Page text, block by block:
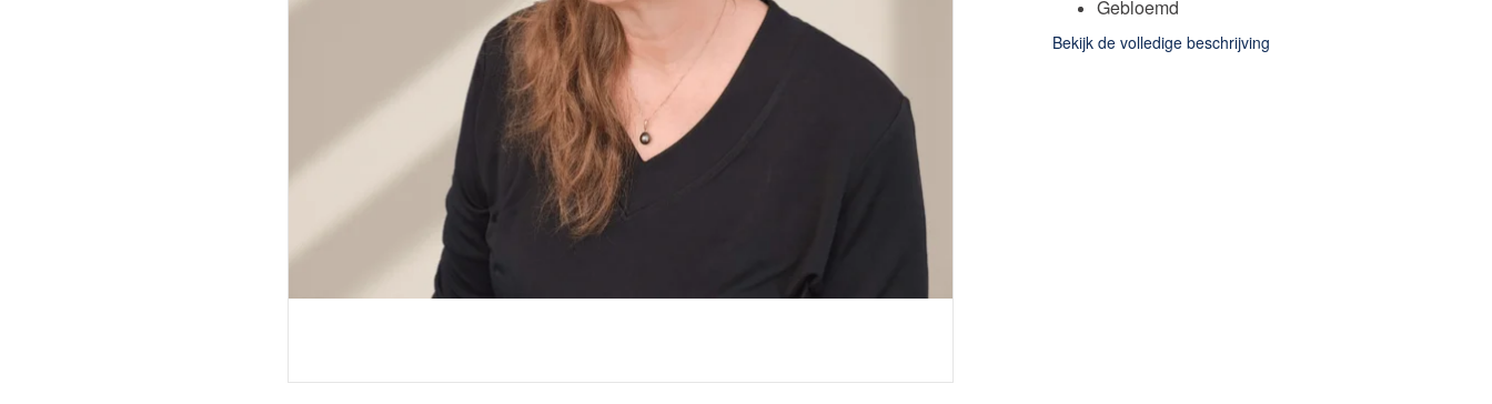
Gebloemd
Bekijk de volledige beschrijving